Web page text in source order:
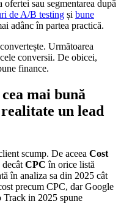
sau segmentarea după
de A/B testing și bune
adânc în partea practică.
Următoarea
conversii. De obicei,
finance.
mai bună
un lead
scump. De aceea Cost
CPC în orice listă
în analiza sa din 2025 cât
precum CPC, dar Google
in 2025 spune